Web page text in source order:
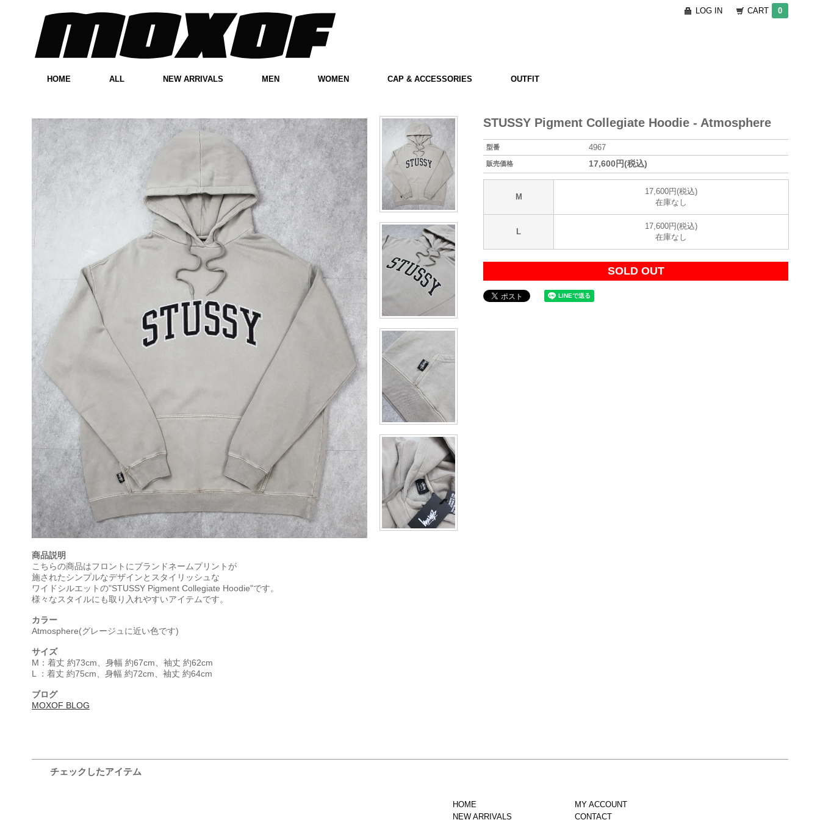
LOG IN CART 0
HOME ALL NEW ARRIVALS MEN WOMEN CAP & ACCESSORIES OUTFIT
STUSSY Pigment Collegiate Hoodie - Atmosphere
型番 4967
販売価格 17,600円(税込)
M
17,600円(税込)
在庫なし
L
17,600円(税込)
在庫なし
SOLD OUT
商品説明
こちらの商品はフロントにブランドネームプリントが
施されたシンプルなデザインとスタイリッシュな
ワイドシルエットの"STUSSY Pigment Collegiate Hoodie"です。
様々なスタイルにも取り入れやすいアイテムです。
カラー
Atmosphere(グレージュに近い色です)
サイズ
M：着丈 約73cm、身幅 約67cm、袖丈 約62cm
L ：着丈 約75cm、身幅 約72cm、袖丈 約64cm
ブログ
MOXOF BLOG
チェックしたアイテム
HOME
NEW ARRIVALS
MY ACCOUNT
CONTACT